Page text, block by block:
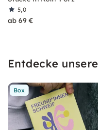
5,0
ab 69 €
Entdecke
Box